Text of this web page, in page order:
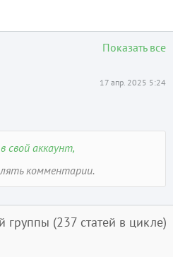
Показать все
17 апр. 2025 5:24
свой аккаунт,
комментарии.
группы (237 статей в цикле)